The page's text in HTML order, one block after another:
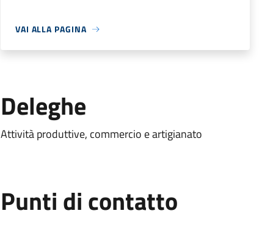
VAI ALLA PAGINA
Deleghe
Attività produttive, commercio e artigianato
Punti di contatto